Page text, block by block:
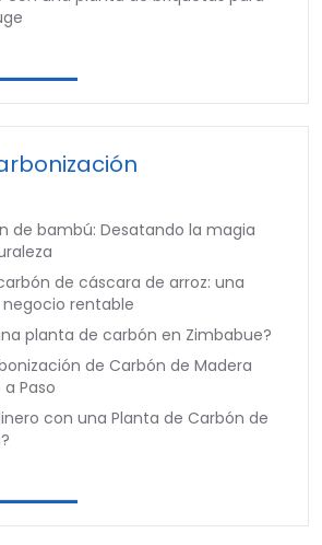
de bambú: Desatando la magia
de cáscara de arroz: una
rentable
planta de carbón en Zimbabue?
de Carbón de Madera
Paso
con una Planta de Carbón de